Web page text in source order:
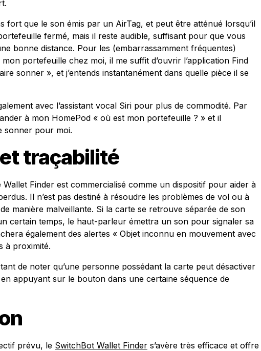
fort que le son émis par un AirTag, et peut être atténué lorsqu’il
fermé, mais il reste audible, suffisant pour que vous
bonne distance. Pour les (embarrassamment fréquentes)
mon portefeuille chez moi, il me suffit d’ouvrir l’application Find
sonner », et j’entends instantanément dans quelle pièce il se
avec l’assistant vocal Siri pour plus de commodité. Par
à mon HomePod « où est mon portefeuille ? » et il
sonner pour moi.
traçabilité
Wallet Finder est commercialisé comme un dispositif pour aider à
Il n’est pas destiné à résoudre les problèmes de vol ou à
manière malveillante. Si la carte se retrouve séparée de son
certain temps, le haut-parleur émettra un son pour signaler sa
également des alertes « Objet inconnu en mouvement avec
à proximité.
de noter qu’une personne possédant la carte peut désactiver
appuyant sur le bouton dans une certaine séquence de
prévu, le SwitchBot Wallet Finder s’avère très efficace et offre